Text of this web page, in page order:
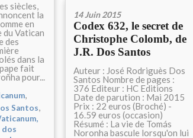
siècles,
la
en
du Vatican
des
dans la
fait
pour...
,
Santos,
dos
14 Juin 2015
Codex 632, le secret de
Christophe Colomb, de
J.R. Dos Santos
Auteur : José Rodriguès Dos
Santos Nombre de pages :
376 Editeur : HC Editions
Date de parution : Mai 2015
Prix : 22 euros (Broché) -
16.59 euros (occasion)
Résumé : La vie de Tomás
Noronha bascule lorsqu'on lui